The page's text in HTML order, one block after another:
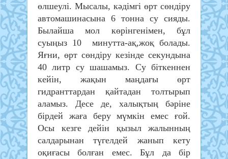
өлшеулі. Мысалы, кәдімгі өрт сөндіру
автомашинасына 6 тонна су сияды.
Былайша мол көрінгенімен, бұл
суыңыз 10 минутта-ақ,жоқ болады.
Яғни, өрт сөндіру кезінде секундына
40 литр су шашамыз. Су біткеннен
кейін, жақын маңдағы өрт
гидранттардан қайтадан толтырып
аламыз. Десе де, халықтың бәріне
бірдей жаға беру мүмкін емес ғой.
Осы кезге дейін қызыл жалынның
салдарынан түгелдей жанып кету
оқиғасы болған емес. Бұл да бір